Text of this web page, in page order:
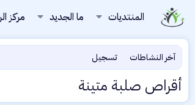
المنتديات ما الجديد مركز
آخر النشاطات تسجيل
أقراص صلبة متينة